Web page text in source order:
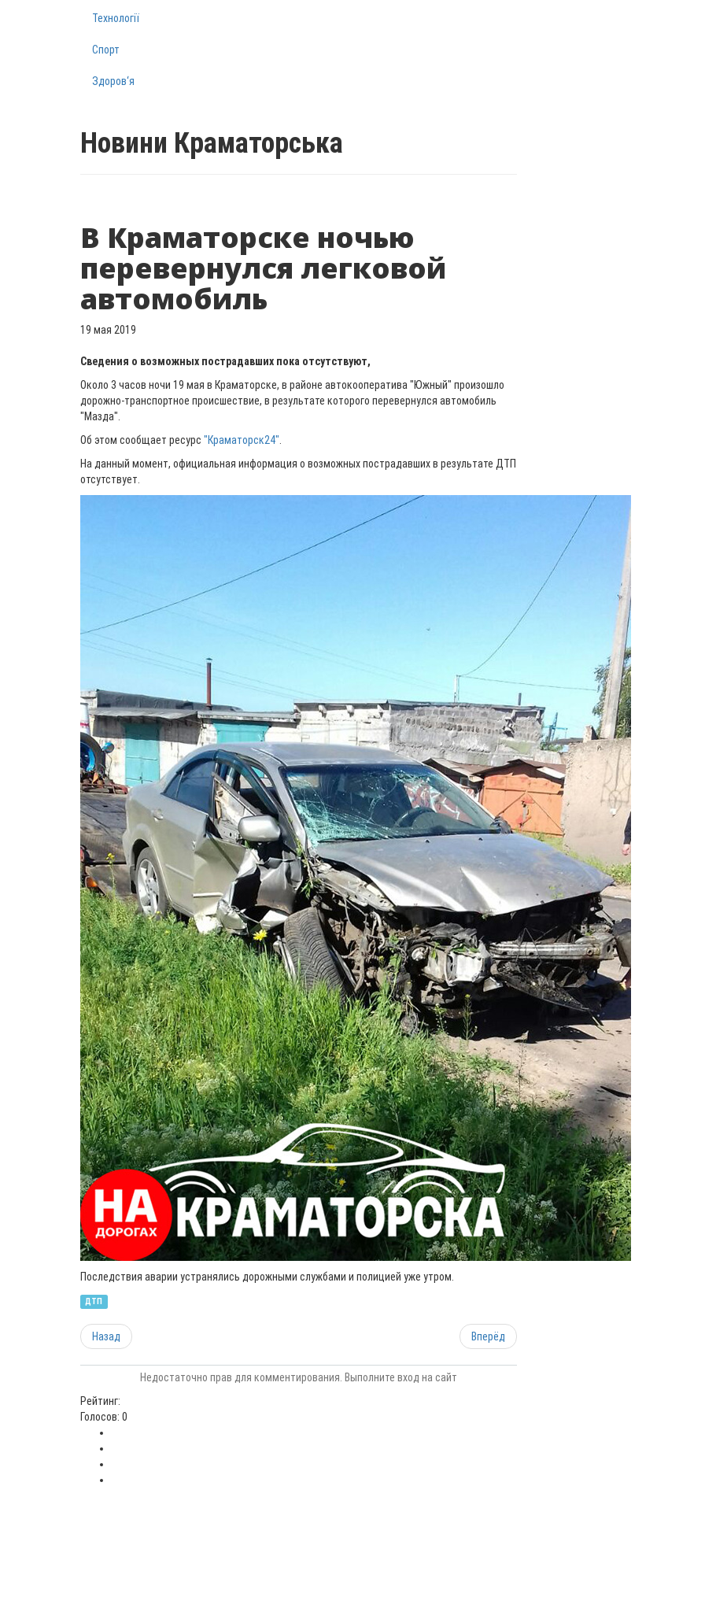
Технології
Спорт
Здоров‘я
Новини Краматорська
В Краматорске ночью
перевернулся легковой
автомобиль
19 мая 2019
Сведения о возможных пострадавших пока отсутствуют,
Около 3 часов ночи 19 мая в Краматорске, в районе автокооператива "Южный" произошло
дорожно-транспортное происшествие, в результате которого перевернулся автомобиль
"Мазда".
Об этом сообщает ресурс "Краматорск24"
На данный момент, официальная информация о возможных пострадавших в результате ДТП
отсутствует.
Последствия аварии устранялись дорожными службами и полицией уже утром.
ДТП
Назад Вперёд
Недостаточно прав для комментирования. Выполните вход на сайт
Рейтинг:
Голосов: 0